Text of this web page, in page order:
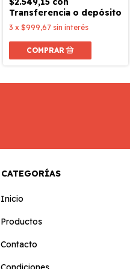
Transferencia o depósito
3 x $999,67 sin interés
CATEGORÍAS
Inicio
Productos
Contacto